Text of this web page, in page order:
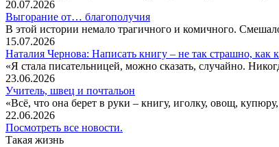
20.07.2026
Выгорание от… благополучия
В этой истории немало трагичного и комичного.
15.07.2026
Наталия Чернова: Написать книгу – не так страшно, как
«Я стала писательницей, можно сказать, случайно.
23.06.2026
Учитель, швец и почтальон
«Всё, что она берет в руки – книгу, иголку, овощ,
22.06.2026
Посмотреть все новости.
Такая жизнь